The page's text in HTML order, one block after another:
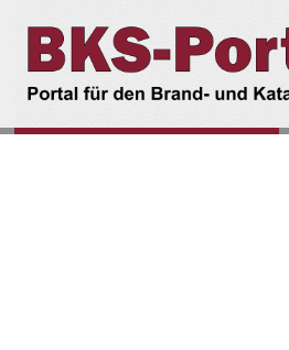
BKS-
Portal.rlp